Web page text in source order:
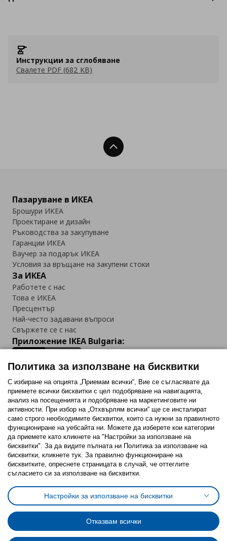
Инструкции за сглобяване
Свалете PDF (682 KB)
Нагоре
Пазаруване в ИКЕА
Брошури ИКЕА
Проектиране и дизайн
Ръководства за закупуване
Гаранции ИКЕА
Ваучер за подарък ИКЕА
Условия за връщане на закупени стоки
За ИКЕА
Работете с нас
Това е ИКЕА
Пресцентър
Най-често задавани въпроси
Свържете се с нас
Приложение IKEA Bulgaria:
Последвайте ни:
FacebookTwitterYoutubePinterestInstagram
Политика за използване на бисквитки (Cookies)
Избор на настройки за използване на бисквитки
Условия за ползване на ikea.bgОбща политика за личните данни
Политика за защита на личните данни на ikea.bg
Общи условия на програма IKEA Family
Политика за защита на лични данни на програма IKEA Family
Политика за използване на бисквитки
С избиране на опцията „Приемам всички“, Вие се съгласявате да
приемете всички бисквитки с цел подобряване на навигацията,
анализ на посещенията и подобряване на маркетинговите ни
активности. При избор на „Отхвърлям всички“ ще се инсталират
само строго необходимитe бисквитки, които са нужни за правилното
функциониране на уебсайта ни. Можете да изберете кои категории
да приемете като кликнете на "Настройки за използване на
бисквитки". За да видите пълната ни Политика за използване на
бисквитки, кликнете тук. За правилно функциониране на
бисквитките, опреснете страницата в случай, че оттеглите
съгласието си за използване на бисквитки.
Настройки за използване на бисквитки
Отказвам всички